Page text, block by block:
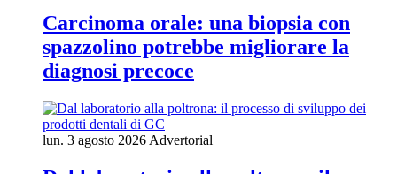
Carcinoma orale: una biopsia con
spazzolino potrebbe migliorare la
diagnosi precoce
lun. 3 agosto 2026 Advertorial